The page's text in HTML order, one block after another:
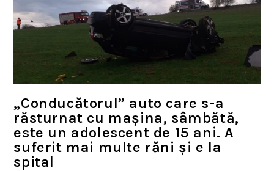
„Conducătorul” auto care s-a
răsturnat cu mașina, sâmbătă,
este un adolescent de 15 ani. A
suferit mai multe răni și e la
spital